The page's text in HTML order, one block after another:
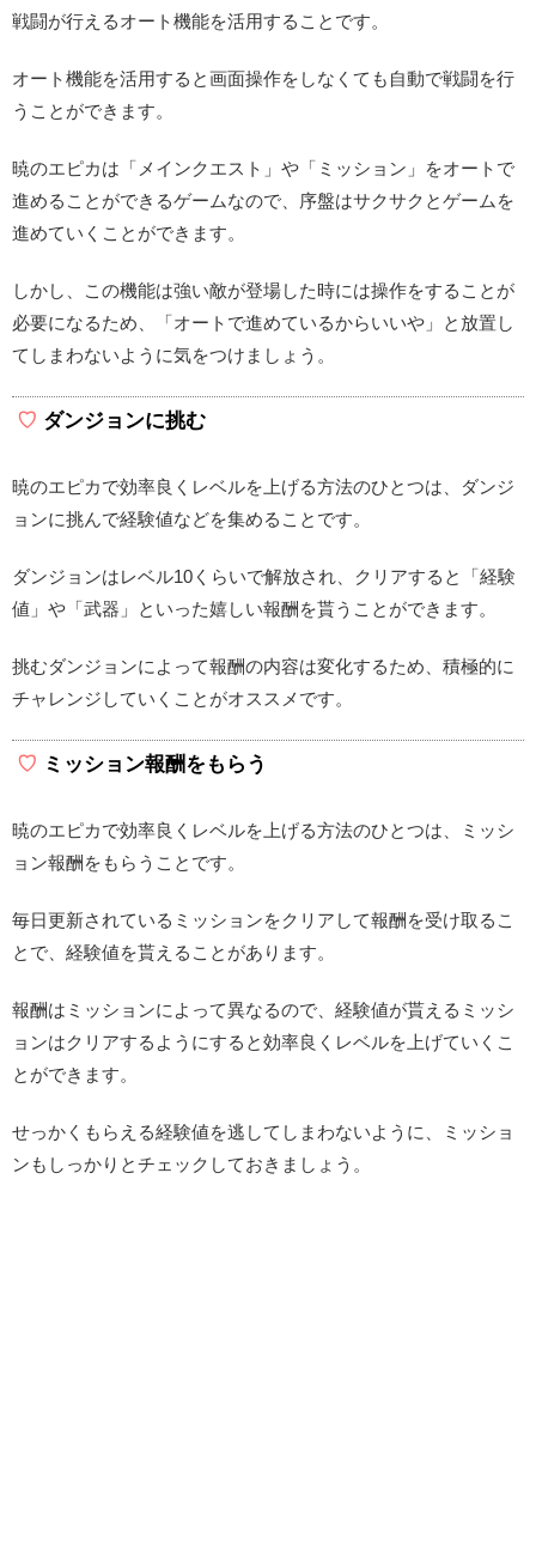
戦闘が行えるオート機能を活用することです。
オート機能を活用すると画面操作をしなくても自動で戦闘を行
うことができます。
暁のエピカは「メインクエスト」や「ミッション」をオートで
進めることができるゲームなので、序盤はサクサクとゲームを
進めていくことができます。
しかし、この機能は強い敵が登場した時には操作をすることが
必要になるため、「オートで進めているからいいや」と放置し
てしまわないように気をつけましょう。
ダンジョンに挑む
暁のエピカで効率良くレベルを上げる方法のひとつは、ダンジ
ョンに挑んで経験値などを集めることです。
ダンジョンはレベル10くらいで解放され、クリアすると「経験
値」や「武器」といった嬉しい報酬を貰うことができます。
挑むダンジョンによって報酬の内容は変化するため、積極的に
チャレンジしていくことがオススメです。
ミッション報酬をもらう
暁のエピカで効率良くレベルを上げる方法のひとつは、ミッシ
ョン報酬をもらうことです。
毎日更新されているミッションをクリアして報酬を受け取るこ
とで、経験値を貰えることがあります。
報酬はミッションによって異なるので、経験値が貰えるミッシ
ョンはクリアするようにすると効率良くレベルを上げていくこ
とができます。
せっかくもらえる経験値を逃してしまわないように、ミッショ
ンもしっかりとチェックしておきましょう。